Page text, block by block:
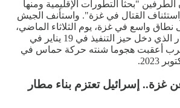
الطرفين "بحثا التطورات الإقليمية ومنها
القتال في غزة". واستأنف الجيش
نطاق واسع في غزة، يوم الثلاثاء الماضي،
منتهكا وقف إطلاق النار الذي دخل حيز التنفيذ في 19 يناير في
حرب أعقبت هجوما شنته حركة حماس في
غزة.. إسرائيل تعتزم بناء مطار